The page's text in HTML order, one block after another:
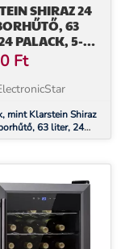
SHIRAZ 24
63
PALACK, 5-
Ft
mint Klarstein Shiraz
63 liter, 24
érintőképernyős